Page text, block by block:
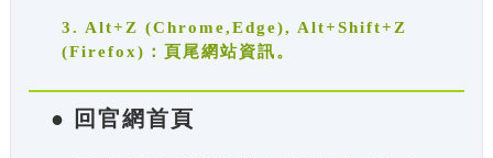
3. Alt+Z (Chrome,Edge), Alt+Shift+Z
(Firefox)：頁尾網站資訊。
● 回官網首頁